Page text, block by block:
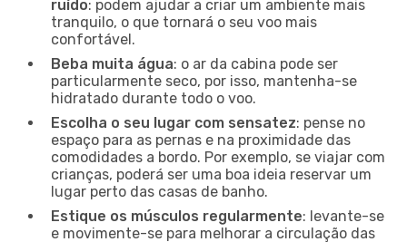
ruído: podem ajudar a criar um ambiente mais
tranquilo, o que tornará o seu voo mais
confortável.
Beba muita água: o ar da cabina pode ser
particularmente seco, por isso, mantenha-se
hidratado durante todo o voo.
Escolha o seu lugar com sensatez: pense no
espaço para as pernas e na proximidade das
comodidades a bordo. Por exemplo, se viajar com
crianças, poderá ser uma boa ideia reservar um
lugar perto das casas de banho.
Estique os músculos regularmente: levante-se
e movimente-se para melhorar a circulação das